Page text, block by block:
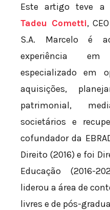
Este artigo teve a
Tadeu Cometti,
S.A. Marcelo é
experiência
especializado em
aquisições,
patrimonial,
societários e
cofundador da
Direito (2016) e foi
Educação (2016-
liderou a área de
livres e de pós-